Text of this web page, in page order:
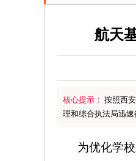
航天
核心提示： 按照西
理和综合执法局迅
为优化学